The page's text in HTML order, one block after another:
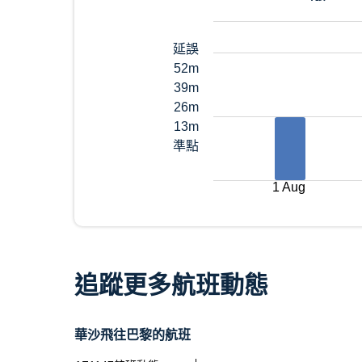
延誤
52m
39m
26m
13m
準點
1 Aug
追蹤更多航班動態
華沙飛往巴黎的航班